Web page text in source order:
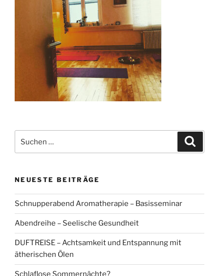
nach:
NEUESTE BEITRÄGE
Schnupperabend Aromatherapie – Basisseminar
Abendreihe – Seelische Gesundheit
DUFTREISE – Achtsamkeit und Entspannung mit
ätherischen Ölen
Schlaflose Sommernächte?